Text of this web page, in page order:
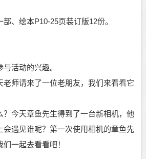
、绘本P10-25页装订版12份。
活动的兴趣。
老师请来了一位老朋友，我们来看看它
？今天章鱼先生得到了一台新相机，他
会遇见谁呢？第一次使用相机的章鱼先
一起去看看吧！